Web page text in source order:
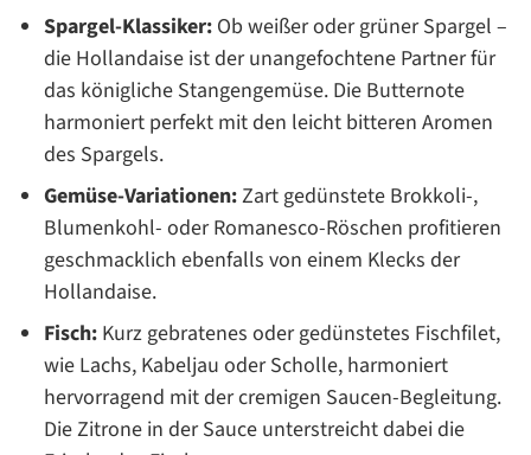
Spargel-Klassiker: Ob weißer oder grüner Spargel –
die Hollandaise ist der unangefochtene Partner für
das königliche Stangengemüse. Die Butternote
harmoniert perfekt mit den leicht bitteren Aromen
des Spargels.
Gemüse-Variationen:Zart gedünstete Brokkoli-,
Blumenkohl- oder Romanesco-Röschen profitieren
geschmacklich ebenfalls von einem Klecks der
Hollandaise.
Fisch: Kurz gebratenes oder gedünstetes Fischfilet,
wie Lachs, Kabeljau oder Scholle, harmoniert
hervorragend mit der cremigen Saucen-Begleitung.
Die Zitrone in der Sauce unterstreicht dabei die